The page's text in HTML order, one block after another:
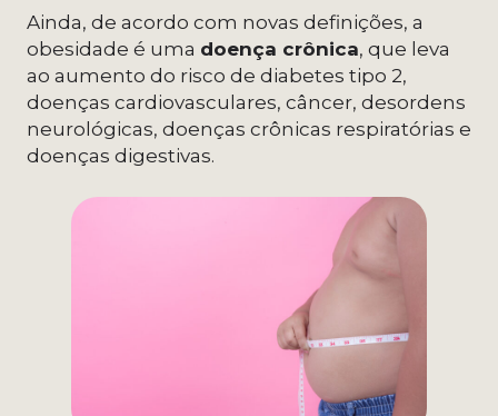
Ainda, de acordo com novas definições, a
obesidade é uma doença crônica, que leva
ao aumento do risco de diabetes tipo 2,
doenças cardiovasculares, câncer, desordens
neurológicas, doenças crônicas respiratórias e
doenças digestivas.